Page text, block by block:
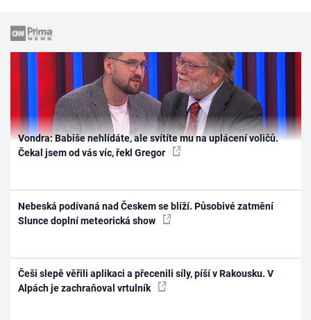
Vondra: Babiše nehlídáte, ale svítíte mu na uplácení voličů.
Čekal jsem od vás víc, řekl Gregor
Nebeská podívaná nad Českem se blíží. Působivé zatmění
Slunce doplní meteorická show
Češi slepě věřili aplikaci a přecenili síly, píší v Rakousku. V
Alpách je zachraňoval vrtulník